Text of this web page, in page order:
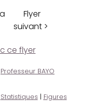
Flyer
suivant >
ce flyer
Professeur BAYO
Statistiques | Figures